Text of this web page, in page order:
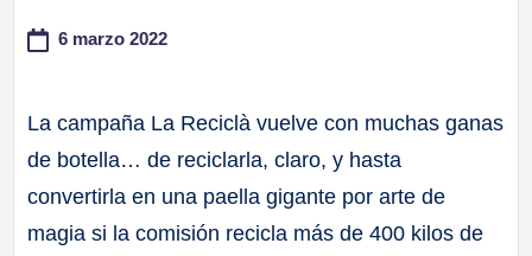
6 marzo 2022
La campaña La Reciclà vuelve con muchas ganas
de botella… de reciclarla, claro, y hasta
convertirla en una paella gigante por arte de
magia si la comisión recicla más de 400 kilos de